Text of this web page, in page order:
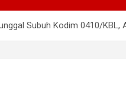
Subuh Kodim 0410/KBL,